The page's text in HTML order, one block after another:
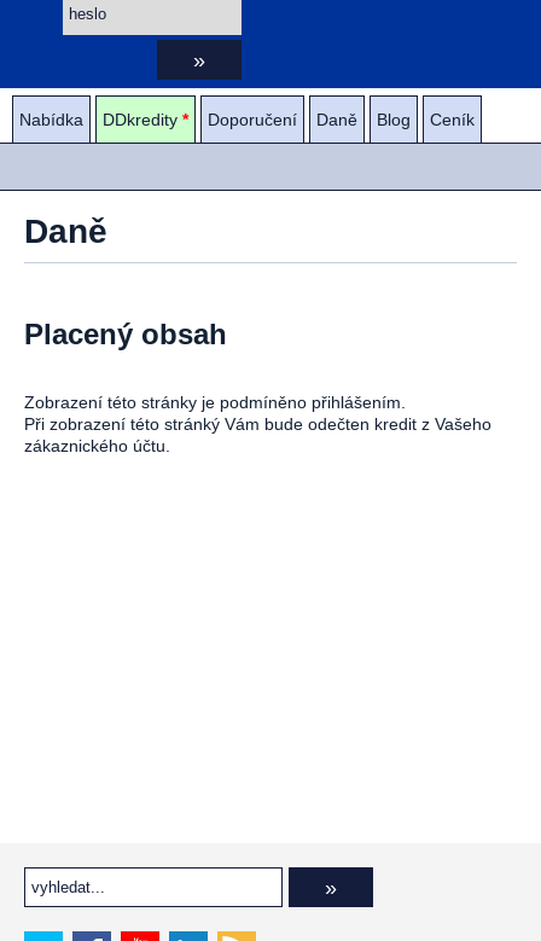
Nabídka DDkredity * Doporučení Daně Blog Ceník
Daně
Placený obsah
Zobrazení této stránky je podmíněno přihlášením.
Při zobrazení této stránký Vám bude odečten kredit z Vašeho
zákaznického účtu.